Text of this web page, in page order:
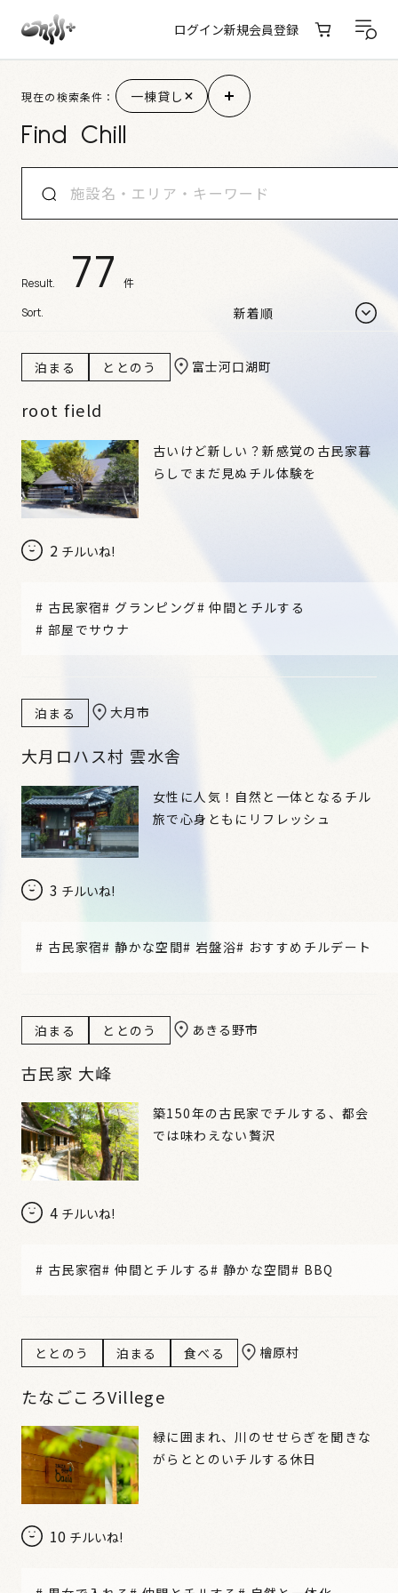
ログイン新規会員登録
Result. 77 件
Sort.
泊まる ととのう 富士河口湖町
root field
2 チルいね!
古いけど新しい？新感覚の古民家暮
らしでまだ見ぬチル体験を
# 古民家宿# グランピング#仲間とチルする
# 部屋でサウナ
泊まる 大月市
大月ロハス村 雲水舎
3 チルいね!
女性に人気！自然と一体となるチル
旅で心身ともにリフレッシュ
# 古民家宿#静かな空間#岩盤浴# おすすめチルデート
泊まる ととのう あきる野市
古民家 大峰
4 チルいね!
築150年の古民家でチルする、都会
では味わえない贅沢
# 古民家宿#仲間とチルする# 静かな空間# BBQ
ととのう 泊まる 食べる 檜原村
たなごころVillege
10 チルいね!
緑に囲まれ、川のせせらぎを聞きな
がらととのいチルする休日
Find Chill
現在の検索条件： 一棟貸し